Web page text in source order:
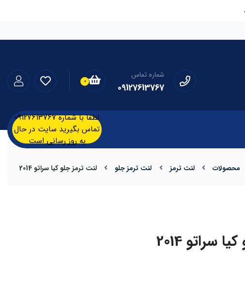
شماره تماس
09127613767
0
لطفا با شماره 09127613767
تماس بگیرید سایت در حال
به روز رسانی است
محصولات لنت ترمز لنت ترمز جلو لنت ترمز جلو کیا سراتو 2014
سراتو 2014